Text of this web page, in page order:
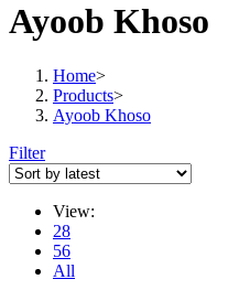
Ayoob Khoso
Home>
Products>
Ayoob Khoso
Filter
View:
28
56
All